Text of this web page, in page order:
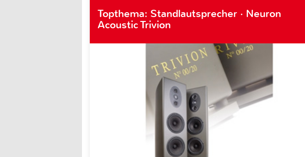
Topthema: Standlautsprecher · Neuron
Acoustic Trivion